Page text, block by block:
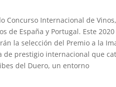
Concurso Internacional de Vinos,
de España y Portugal. Este 2020
la selección del Premio a la
de prestigio internacional que
del Duero, un entorno